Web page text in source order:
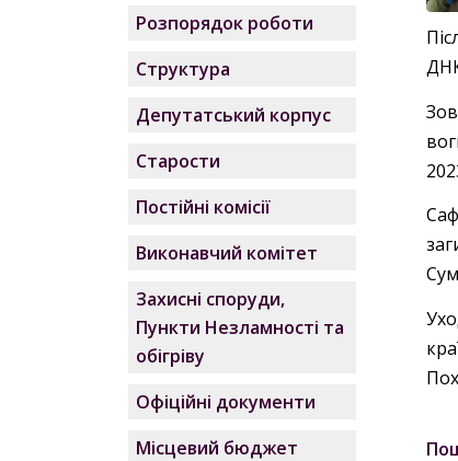
Розпорядок роботи
Структура
Депутатський корпус
Старости
Постійні комісії
Виконавчий комітет
Захисні споруди,
Пункти Незламності та
обігріву
Офіційні документи
Місцевий бюджет